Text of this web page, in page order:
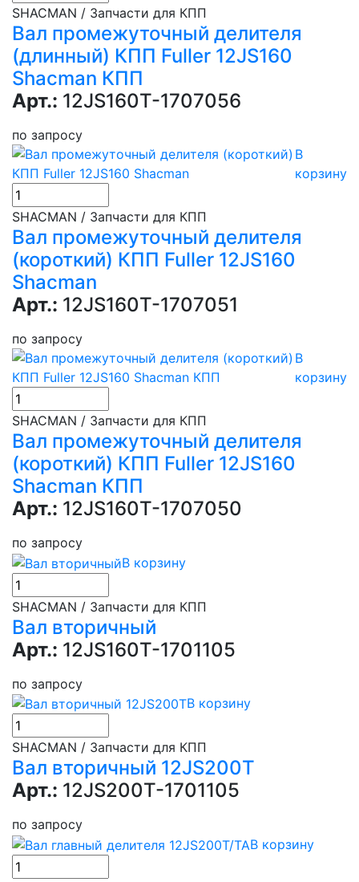
SHACMAN / Запчасти для КПП
Вал промежуточный делителя
(длинный) КПП Fuller 12JS160
Shacman КПП
Арт.: 12JS160T-1707056
по запросу
В
корзину
SHACMAN / Запчасти для КПП
Вал промежуточный делителя
(короткий) КПП Fuller 12JS160
Shacman
Арт.: 12JS160T-1707051
по запросу
В
корзину
SHACMAN / Запчасти для КПП
Вал промежуточный делителя
(короткий) КПП Fuller 12JS160
Shacman КПП
Арт.: 12JS160T-1707050
по запросу
В корзину
SHACMAN / Запчасти для КПП
Вал вторичный
Арт.: 12JS160T-1701105
по запросу
В корзину
SHACMAN / Запчасти для КПП
Вал вторичный 12JS200T
Арт.: 12JS200T-1701105
по запросу
В корзину